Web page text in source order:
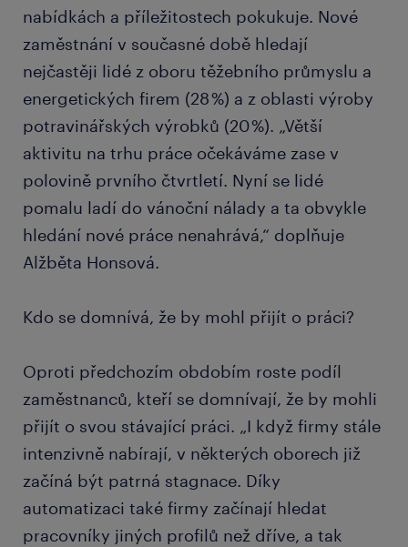
nabídkách a příležitostech pokukuje. Nové
zaměstnání v současné době hledají
nejčastěji lidé z oboru těžebního průmyslu a
energetických firem (28 %) a z oblasti výroby
potravinářských výrobků (20 %). „Větší
aktivitu na trhu práce očekáváme zase v
polovině prvního čtvrtletí. Nyní se lidé
pomalu ladí do vánoční nálady a ta obvykle
hledání nové práce nenahrává,“ doplňuje
Alžběta Honsová.
Kdo se domnívá, že by mohl přijít o práci?
Oproti předchozím obdobím roste podíl
zaměstnanců, kteří se domnívají, že by mohli
přijít o svou stávající práci. „I když firmy stále
intenzivně nabírají, v některých oborech již
začíná být patrná stagnace. Díky
automatizaci také firmy začínají hledat
pracovníky jiných profilů než dříve, a tak